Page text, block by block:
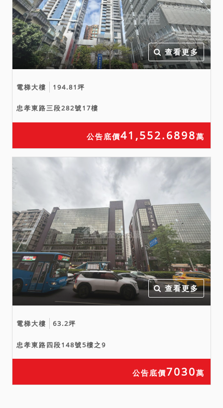
查看更多
電梯大樓 194.81坪
忠孝東路三段282號17樓
公告底價41,552.6898萬
查看更多
電梯大樓 63.2坪
忠孝東路四段148號5樓之9
公告底價7030萬